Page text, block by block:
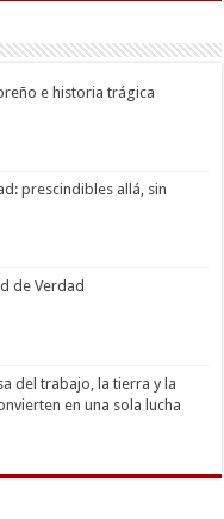
e historia trágica
prescindibles allá, sin
de Verdad
del trabajo, la tierra y la
en una sola lucha